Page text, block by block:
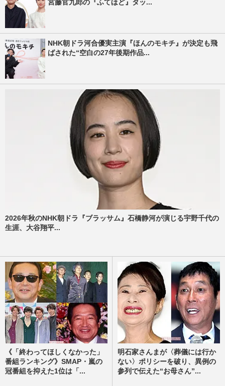
宮藤官九郎の『ふてほど』タッ...
NHK朝ドラ河合優実主演『ほんのモキチ』が決定も飛
ばされた“空白の27年後期作品...
2026年秋のNHK朝ドラ『ブラッサム』石橋静河が演じる宇野千代の
生涯、大谷翔平...
《「終わってほしくなかった」
番組ランキング》SMAP・嵐の
冠番組を抑えた1位は「...
明石家さんまが〈葬儀には行か
ない〉ポリシーを破り、異例の
参列で伝えた“お母さん”...